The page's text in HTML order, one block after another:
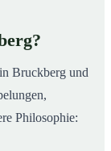
Bruckberg und
Philosophie: